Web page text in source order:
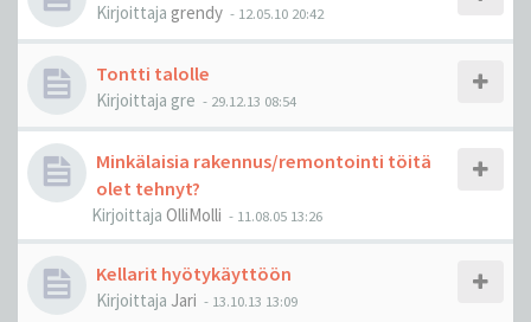
Kirjoittaja grendy - 12.05.10 20:42
Tontti talolle
Kirjoittaja gre - 29.12.13 08:54
Minkälaisia rakennus/remontointi töitä
olet tehnyt?
Kirjoittaja OlliMolli - 11.08.05 13:26
Kellarit hyötykäyttöön
Kirjoittaja Jari - 13.10.13 13:09